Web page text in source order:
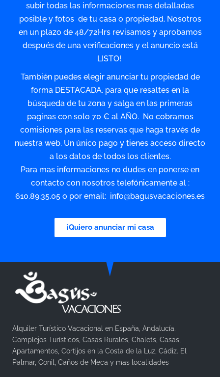
subir todas las informaciones mas detalladas
posible y fotos de tu casa o propiedad. Nosotros
en un plazo de 48/72Hrs revisamos y aprobamos
después de una verificaciones y el anuncio está
LISTO!
También puedes elegir anunciar tu propiedad de
forma DESTACADA, para que resaltes en la
búsqueda de tu zona y salga en las primeras
paginas con solo 70 € al AÑO. No cobramos
comisiones para las reservas que haga través de
nuestra web. Un único pago y tienes acceso directo
a los datos de todos los clientes.
Para mas informaciones no dudes en ponerse en
contacto con nosotros telefónicamente al :
610.89.35.05 o por email: info@bagusvacaciones.es
¡Quiero anunciar mi casa
Alquiler Turístico Vacacional en España, Andalucía.
Complejos Turísticos, Casas Rurales, Chalets, Casas,
Apartamentos, Cortijos en la Costa de la Luz, Cádiz. El
Palmar, Conil, Caños de Meca y mas localidades